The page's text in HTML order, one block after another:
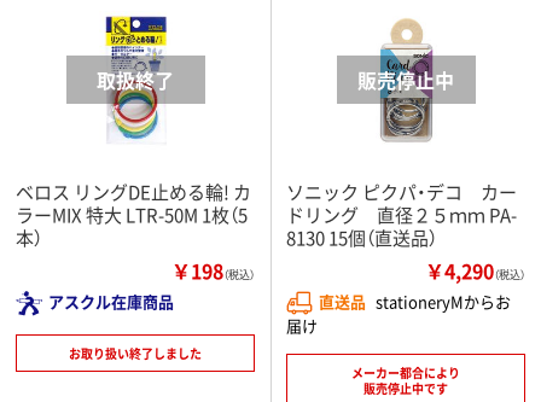
ベロス リングDE止める輪! カ
ラーMIX 特大 LTR-50M 1枚（5
本）
￥198（税込）
アスクル在庫商品
お取り扱い終了しました
ソニック ピクパ・デコ カー
ドリング 直径２５ｍｍ PA-
8130 15個（直送品）
￥4,290（税込）
直送品 stationeryMからお
届け
メーカー都合により
販売停止中です